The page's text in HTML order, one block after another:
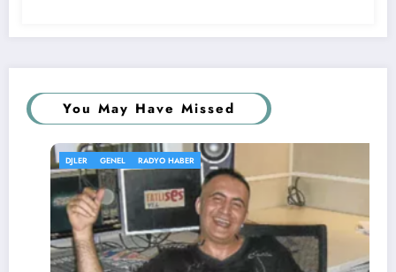
You May Have Missed
DJLER GENEL RADYO HABER